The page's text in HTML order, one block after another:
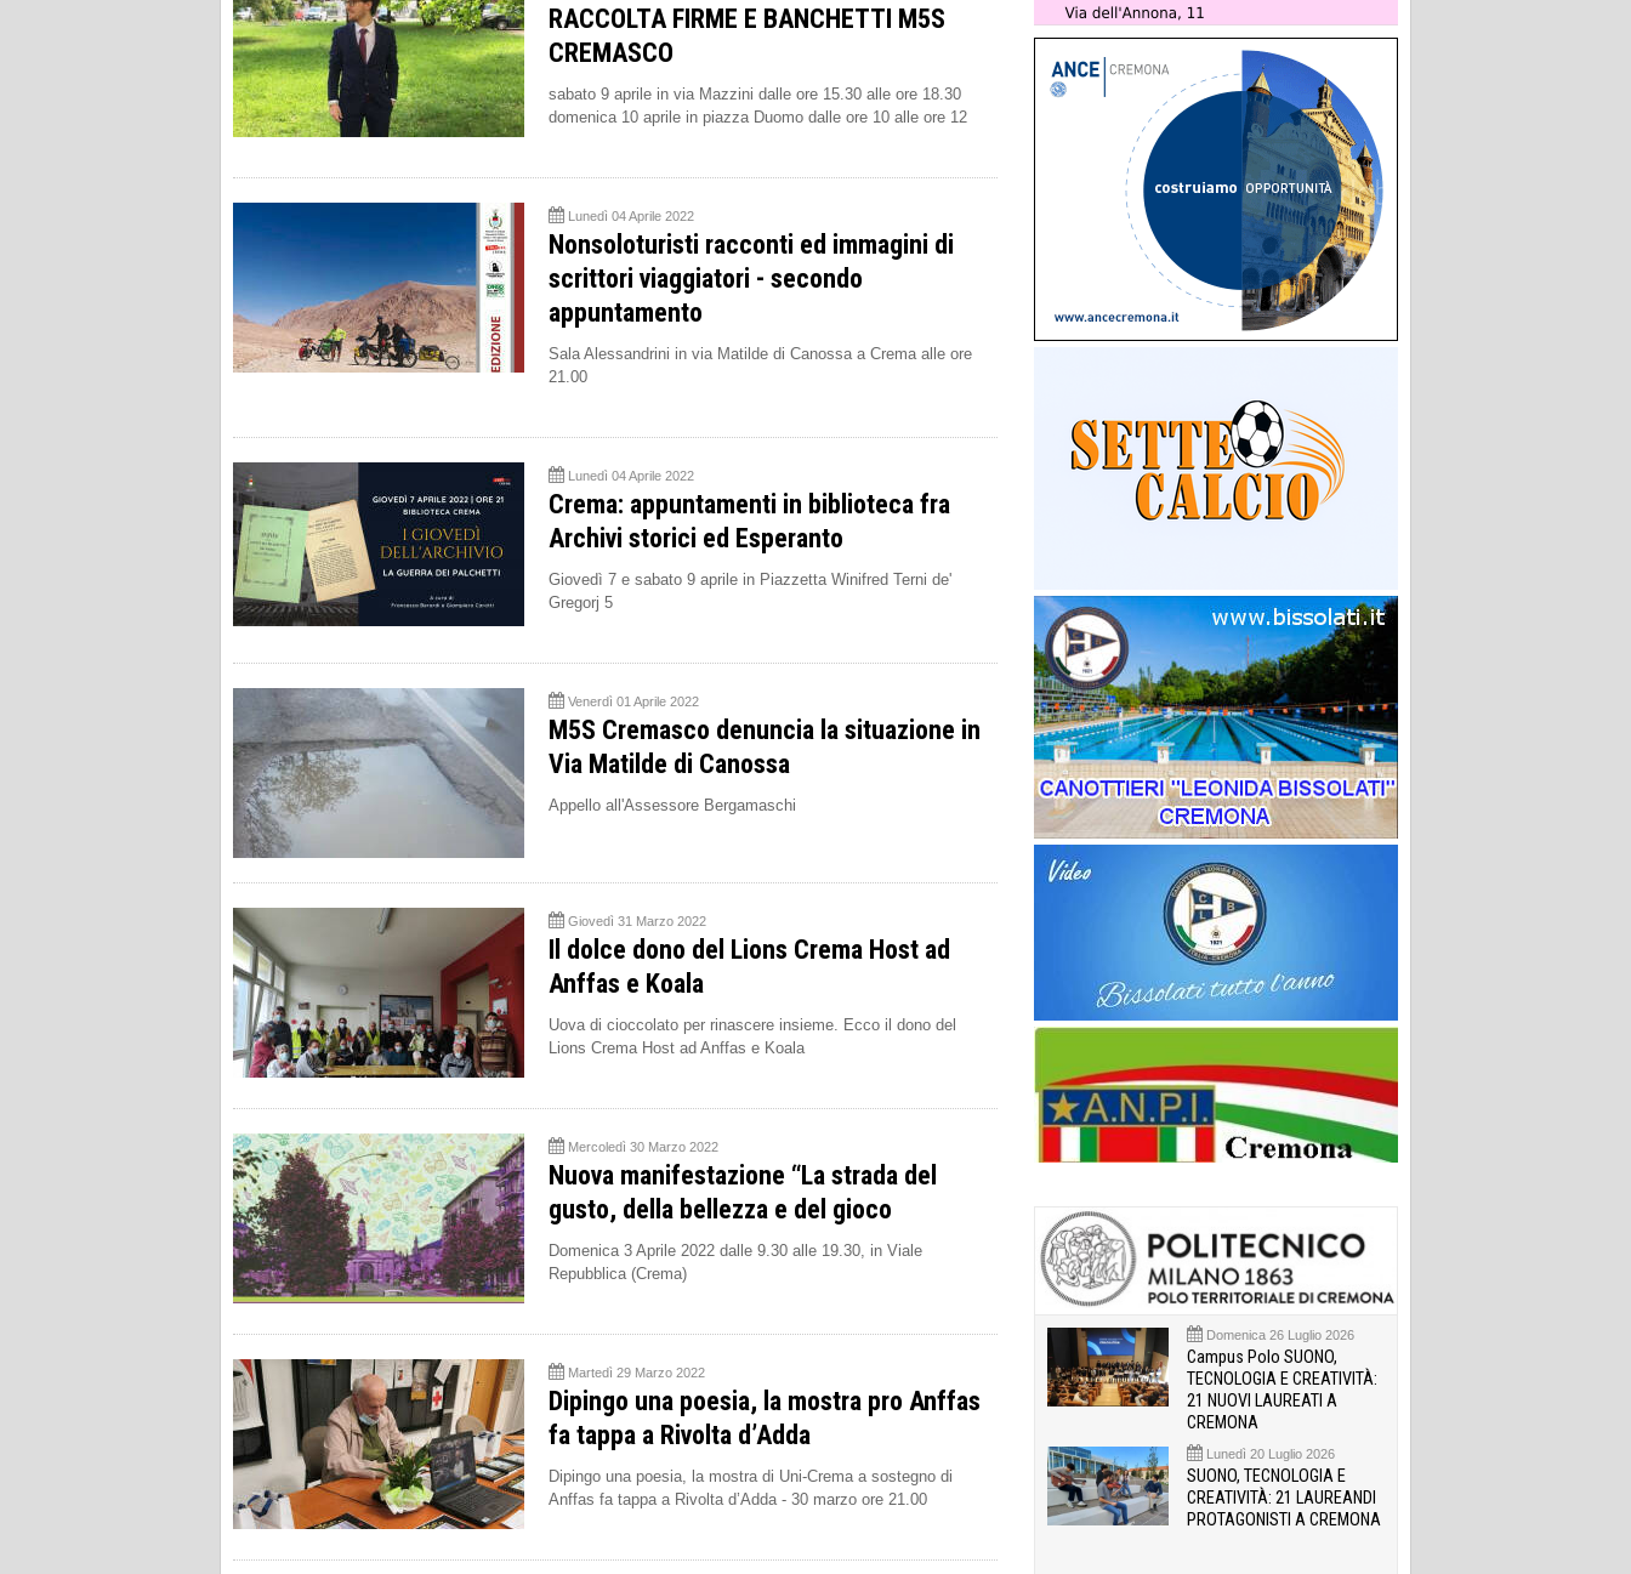
RACCOLTA FIRME E BANCHETTI M5S
CREMASCO
sabato 9 aprile in via Mazzini dalle ore 15.30 alle ore 18.30
domenica 10 aprile in piazza Duomo dalle ore 10 alle ore 12
Lunedì 04 Aprile 2022
Nonsoloturisti racconti ed immagini di
scrittori viaggiatori - secondo
appuntamento
Sala Alessandrini in via Matilde di Canossa a Crema alle ore
21.00
Lunedì 04 Aprile 2022
Crema: appuntamenti in biblioteca fra
Archivi storici ed Esperanto
Giovedì 7 e sabato 9 aprile in Piazzetta Winifred Terni de'
Gregorj 5
Venerdì 01 Aprile 2022
M5S Cremasco denuncia la situazione in
Via Matilde di Canossa
Appello all'Assessore Bergamaschi
Giovedì 31 Marzo 2022
Il dolce dono del Lions Crema Host ad
Anffas e Koala
Uova di cioccolato per rinascere insieme. Ecco il dono del
Lions Crema Host ad Anffas e Koala
Mercoledì 30 Marzo 2022
Nuova manifestazione “La strada del
gusto, della bellezza e del gioco
Domenica 3 Aprile 2022 dalle 9.30 alle 19.30, in Viale
Repubblica (Crema)
Martedì 29 Marzo 2022
Dipingo una poesia, la mostra pro Anffas
fa tappa a Rivolta d’Adda
Dipingo una poesia, la mostra di Uni-Crema a sostegno di
Anffas fa tappa a Rivolta d’Adda - 30 marzo ore 21.00
Domenica 26 Luglio 2026
Campus Polo SUONO,
TECNOLOGIA E CREATIVITÀ:
21 NUOVI LAUREATI A
CREMONA
Lunedì 20 Luglio 2026
SUONO, TECNOLOGIA E
CREATIVITÀ: 21 LAUREANDI
PROTAGONISTI A CREMONA